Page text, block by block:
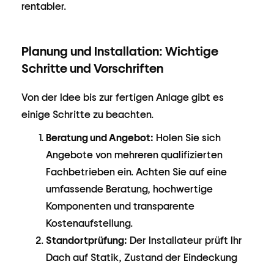
rentabler.
Planung und Installation: Wichtige
Schritte und Vorschriften
Von der Idee bis zur fertigen Anlage gibt es
einige Schritte zu beachten.
Beratung und Angebot: Holen Sie sich
Angebote von mehreren qualifizierten
Fachbetrieben ein. Achten Sie auf eine
umfassende Beratung, hochwertige
Komponenten und transparente
Kostenaufstellung.
Standortprüfung: Der Installateur prüft Ihr
Dach auf Statik, Zustand der Eindeckung